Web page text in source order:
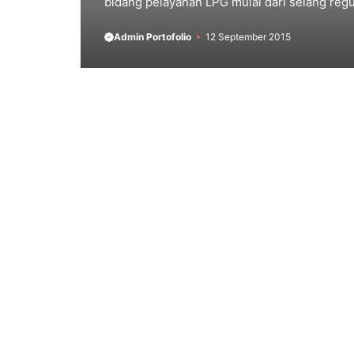
Admin Portofolio 12 September 2015